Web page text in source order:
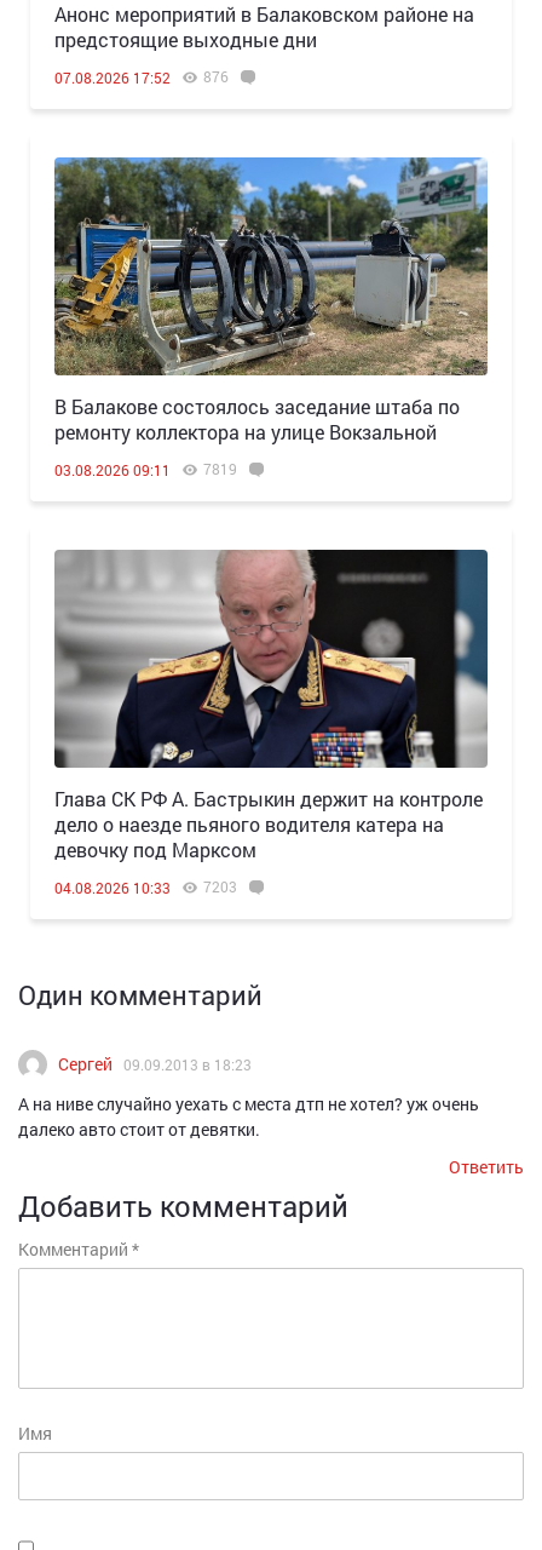
Анонс мероприятий в Балаковском районе на
предстоящие выходные дни
07.08.2026 17:52 876
В Балакове состоялось заседание штаба по
ремонту коллектора на улице Вокзальной
03.08.2026 09:11 7819
Глава СК РФ А. Бастрыкин держит на контроле
дело о наезде пьяного водителя катера на
девочку под Марксом
04.08.2026 10:33 7203
Один комментарий
Сергей 09.09.2013 в 18:23
А на ниве случайно уехать с места дтп не хотел? уж очень
далеко авто стоит от девятки.
Ответить
Добавить комментарий
Комментарий *
Имя